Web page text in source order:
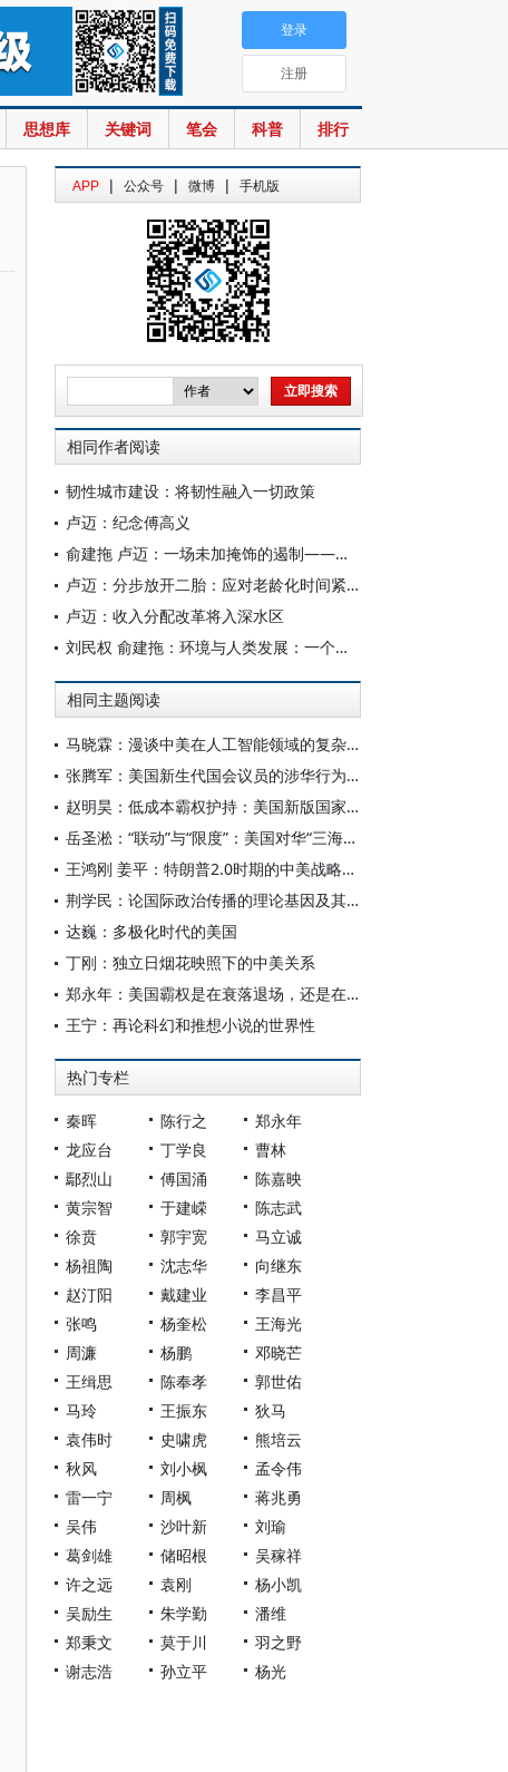
思想库 关键词 笔会 科普 排行
登录
注册
APP | 公众号 | 微博 | 手机版
相同作者阅读
韧性城市建设：将韧性融入一切政策
卢迈：纪念傅高义
俞建拖 卢迈：一场未加掩饰的遏制——美国对华战略转型与中国的应对
卢迈：分步放开二胎：应对老龄化时间紧迫
卢迈：收入分配改革将入深水区
刘民权 俞建拖：环境与人类发展：一个文献述评
相同主题阅读
马晓霖：漫谈中美在人工智能领域的复杂博弈
张腾军：美国新生代国会议员的涉华行为及其影响探析
赵明昊：低成本霸权护持：美国新版国家安全战略与中美博弈
岳圣淞：“联动”与“限度”：美国对华“三海联动”战略探析
王鸿刚 姜平：特朗普2.0时期的中美战略相持与中国的战略运筹
荆学民：论国际政治传播的理论基因及其时代特征
达巍：多极化时代的美国
丁刚：独立日烟花映照下的中美关系
郑永年：美国霸权是在衰落退场，还是在转质转型？
王宁：再论科幻和推想小说的世界性
热门专栏
秦晖 陈行之
郑永年
龙应台
丁学良
曹林
鄢烈山
傅国涌
陈嘉映
黄宗智
于建嵘
陈志武
徐贲
郭宇宽
马立诚
杨祖陶
沈志华
向继东
赵汀阳
戴建业
李昌平
张鸣
杨奎松
王海光
周濂
杨鹏
邓晓芒
王缉思
陈奉孝
郭世佑
马玲
王振东
狄马
袁伟时
史啸虎
熊培云
秋风
刘小枫
孟令伟
雷一宁
周枫
蒋兆勇
吴伟
沙叶新
刘瑜
葛剑雄
储昭根
吴稼祥
许之远
袁刚
杨小凯
吴励生
朱学勤
潘维
郑秉文
莫于川
羽之野
谢志浩
孙立平 杨光